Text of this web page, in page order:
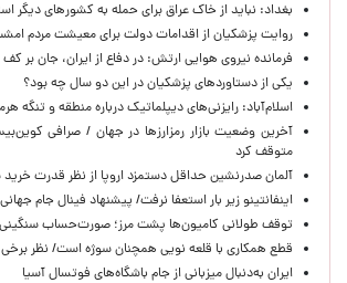
بغداد: نباید از خاک عراق برای حمله به کشورهای دیگر
روایت پزشکیان از اقدامات دولت برای معیشت مردم
فرمانده نیروی هوایی ارتش: در دفاع از ایران، جان بر
یکی از دستاوردهای پزشکیان در این دو سال چه بود؟
اسلام‌آباد: رایزنی‌های دیپلماتیک درباره منطقه و تنگه
متوقف کرد
آلمان صدرنشین حداقل دستمزد اروپا از نظر قدرت
اینفانتینو زیر بار استعفا نرفت/ پیشنهاد فینال جام
توقف طولانی کامیون‌ها پشت مرز؛ صورت‌حساب
قطع همکاری با قلعه نویی همچنان سوژه است/ نظر برخی
ایران به‌دنبال میزبانی از جام باشگاه‌های فوتسال آسیا